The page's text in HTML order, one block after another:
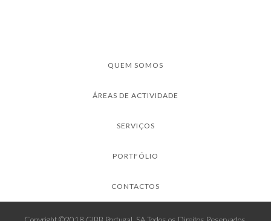
QUEM SOMOS
ÁREAS DE ACTIVIDADE
SERVIÇOS
PORTFÓLIO
CONTACTOS